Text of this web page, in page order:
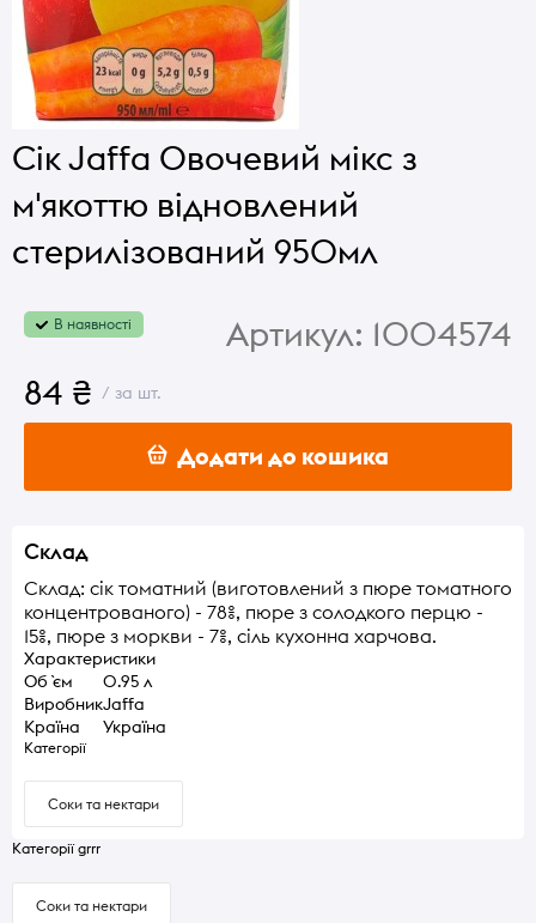
Сік Jaffa Овочевий мікс з
м'якоттю відновлений
стерилізований 950мл
В наявності Артикул: 1004574
84 ₴ / за шт.
Додати до кошика
Склад
Склад: сік томатний (виготовлений з пюре томатного
концентрованого) - 78%, пюре з солодкого перцю -
15%, пюре з моркви - 7%, сіль кухонна харчова.
Характеристики
Об `єм
0.95 л
ВиробникJaffa
Країна
Україна
Категорії
Соки та нектари
Категорії grrr
Соки та нектари